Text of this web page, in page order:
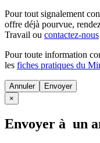
Pour tout signalement
offre déjà pourvue,
Travail ou contactez-nous
Pour toute information
les fiches pratiques du
Annuler
×
Envoyer à un